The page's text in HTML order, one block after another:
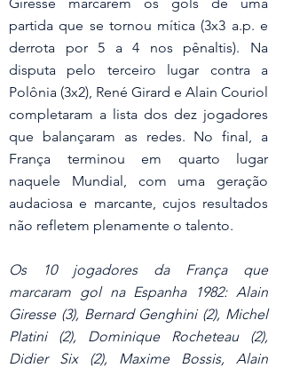
partida que se tornou mítica (3x3 a.p. e
derrota por 5 a 4 nos pênaltis). Na
disputa pelo terceiro lugar contra a
Polônia (3x2), René Girard e Alain Couriol
completaram a lista dos dez jogadores
que balançaram as redes. No final, a
França terminou em quarto lugar
naquele Mundial, com uma geração
audaciosa e marcante, cujos resultados
não refletem plenamente o talento.
Os 10 jogadores da França que
marcaram gol na Espanha 1982: Alain
Giresse (3), Bernard Genghini (2), Michel
Platini (2), Dominique Rocheteau (2),
Didier Six (2), Maxime Bossis, Alain